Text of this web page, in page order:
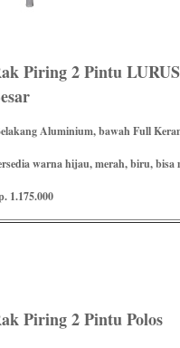
Piring 2 Pintu
Aluminium, bawah Full
warna hijau, merah, biru, bisa
1.175.000
Piring 2 Pintu Polos